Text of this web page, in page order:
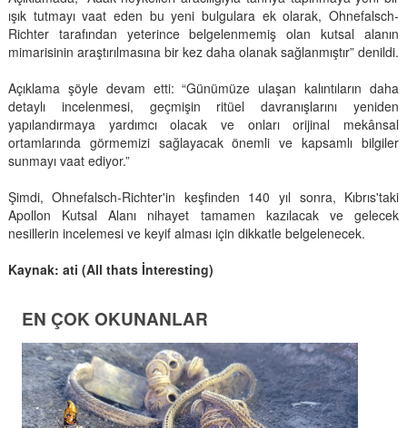
ışık tutmayı vaat eden bu yeni bulgulara ek olarak, Ohnefalsch-
Richter tarafından yeterince belgelenmemiş olan kutsal alanın
mimarisinin araştırılmasına bir kez daha olanak sağlanmıştır” denildi.
Açıklama şöyle devam etti: “Günümüze ulaşan kalıntıların daha
detaylı incelenmesi, geçmişin ritüel davranışlarını yeniden
yapılandırmaya yardımcı olacak ve onları orijinal mekânsal
ortamlarında görmemizi sağlayacak önemli ve kapsamlı bilgiler
sunmayı vaat ediyor.”
Şimdi, Ohnefalsch-Richter'in keşfinden 140 yıl sonra, Kıbrıs'taki
Apollon Kutsal Alanı nihayet tamamen kazılacak ve gelecek
nesillerin incelemesi ve keyif alması için dikkatle belgelenecek.
Kaynak: ati (All thats İnteresting)
EN ÇOK OKUNANLAR